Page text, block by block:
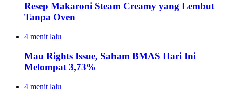
Resep Makaroni Steam Creamy yang Lembut
Tanpa Oven
4 menit lalu
Mau Rights Issue, Saham BMAS Hari Ini
Melompat 3,73%
4 menit lalu